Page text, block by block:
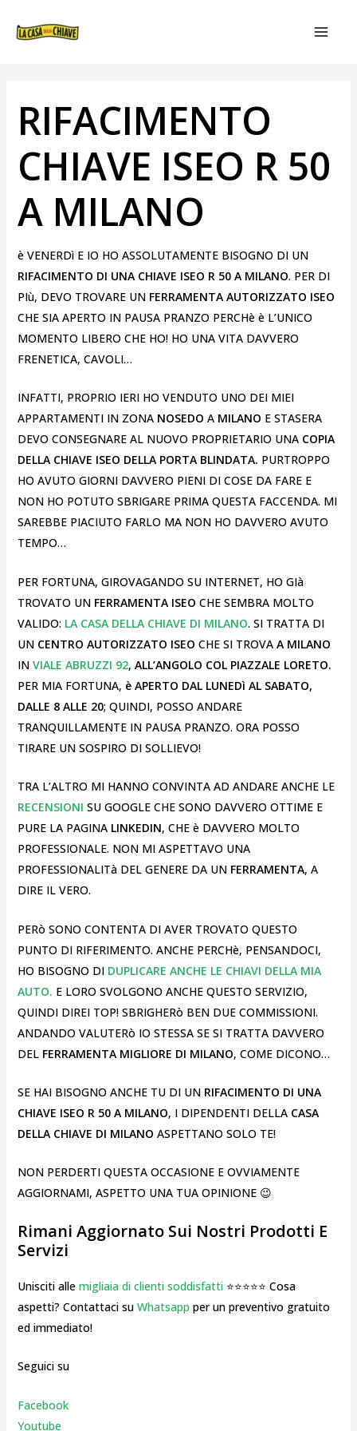
RIFACIMENTO
CHIAVE ISEO R 50
A MILANO
è VENERDì E IO HO ASSOLUTAMENTE BISOGNO DI UN
RIFACIMENTO DI UNA CHIAVE ISEO R 50 A MILANO. PER DI
PIù, DEVO TROVARE UN FERRAMENTA AUTORIZZATO ISEO
CHE SIA APERTO IN PAUSA PRANZO PERCHè è L’UNICO
MOMENTO LIBERO CHE HO! HO UNA VITA DAVVERO
FRENETICA, CAVOLI…
INFATTI, PROPRIO IERI HO VENDUTO UNO DEI MIEI
APPARTAMENTI IN ZONA NOSEDO A MILANO E STASERA
DEVO CONSEGNARE AL NUOVO PROPRIETARIO UNACOPIA
DELLA CHIAVE ISEO DELLA PORTA BLINDATA. PURTROPPO
HO AVUTO GIORNI DAVVERO PIENI DI COSE DA FARE E
NON HO POTUTO SBRIGARE PRIMA QUESTA FACCENDA. MI
SAREBBE PIACIUTO FARLO MA NON HO DAVVERO AVUTO
TEMPO…
PER FORTUNA, GIROVAGANDO SU INTERNET, HO GIà
TROVATO UN FERRAMENTA ISEO CHE SEMBRA MOLTO
VALIDO: LA CASA DELLA CHIAVE DI MILANO. SI TRATTA DI
UN CENTRO AUTORIZZATO ISEO CHE SI TROVA A MILANO
INVIALE ABRUZZI 92, ALL’ANGOLO COL PIAZZALE LORETO.
PER MIA FORTUNA, è APERTO DAL LUNEDì AL SABATO,
DALLE 8 ALLE 20; QUINDI, POSSO ANDARE
TRANQUILLAMENTE IN PAUSA PRANZO. ORA POSSO
TIRARE UN SOSPIRO DI SOLLIEVO!
TRA L’ALTRO MI HANNO CONVINTA AD ANDARE ANCHE LE
RECENSIONI SU GOOGLE CHE SONO DAVVERO OTTIME E
PURE LA PAGINA LINKEDIN, CHE è DAVVERO MOLTO
PROFESSIONALE. NON MI ASPETTAVO UNA
PROFESSIONALITà DEL GENERE DA UN FERRAMENTA, A
DIRE IL VERO.
PERò SONO CONTENTA DI AVER TROVATO QUESTO
PUNTO DI RIFERIMENTO. ANCHE PERCHè, PENSANDOCI,
HO BISOGNO DI DUPLICARE ANCHE LE CHIAVI DELLA MIA
AUTO. E LORO SVOLGONO ANCHE QUESTO SERVIZIO,
QUINDI DIREI TOP! SBRIGHERò BEN DUE COMMISSIONI.
ANDANDO VALUTERò IO STESSA SE SI TRATTA DAVVERO
DEL FERRAMENTA MIGLIORE DI MILANO, COME DICONO…
SE HAI BISOGNO ANCHE TU DI UNRIFACIMENTO DI UNA
CHIAVE ISEO R 50 A MILANO, I DIPENDENTI DELLA CASA
DELLA CHIAVE DI MILANO ASPETTANO SOLO TE!
NON PERDERTI QUESTA OCCASIONE E OVVIAMENTE
AGGIORNAMI, ASPETTO UNA TUA OPINIONE 😉
Rimani Aggiornato Sui Nostri Prodotti E
Servizi
Unisciti alle migliaia di clienti soddisfatti⭐⭐⭐⭐⭐ Cosa
aspetti? Contattaci su Whatsapp per un preventivo gratuito
ed immediato!
Seguici su
Facebook
Youtube
ARTICOLI